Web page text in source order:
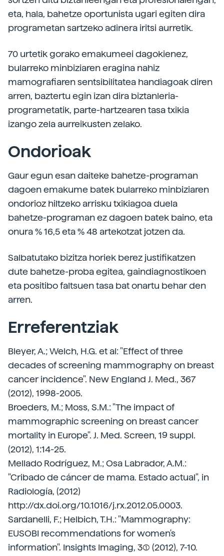
eta, hala, bahetze oportunista ugari egiten dira
programetan sartzeko adinera iritsi aurretik.
70 urtetik gorako emakumeei dagokienez,
bularreko minbiziaren eragina nahiz
mamografiaren sentsibilitatea handiagoak diren
arren, baztertu egin izan dira biztanleria-
programetatik, parte-hartzearen tasa txikia
izango zela aurreikusten zelako.
Ondorioak
Gaur egun esan daiteke bahetze-programan
dagoen emakume batek bularreko minbiziaren
ondorioz hiltzeko arrisku txikiagoa duela
bahetze-programan ez dagoen batek baino, eta
onura % 16,5 eta % 48 artekotzat jotzen da.
Salbatutako bizitza horiek berez justifikatzen
dute bahetze-proba egitea, gaindiagnostikoen
eta positibo faltsuen tasa bat onartu behar den
arren.
Erreferentziak
Bleyer, A.; Welch, H.G. et al: "Effect of three
decades of screening mammography on breast
cancer incidence". New England J. Med., 367
(2012), 1998-2005.
Broeders, M.; Moss, S.M.: "The impact of
mammographic screening on breast cancer
mortality in Europe". J. Med. Screen, 19 suppl.
(2012), 1:14-25.
Mellado Rodríguez, M.; Osa Labrador, A.M.:
"Cribado de cáncer de mama. Estado actual", in
Radiología, (2012)
http://dx.doi.org/10.1016/j.rx.2012.05.0003.
Sardanelli, F.; Helbich, T.H.: "Mammography:
EUSOBI recommendations for women's
information". Insights Imaging, 3(1) (2012), 7-10.